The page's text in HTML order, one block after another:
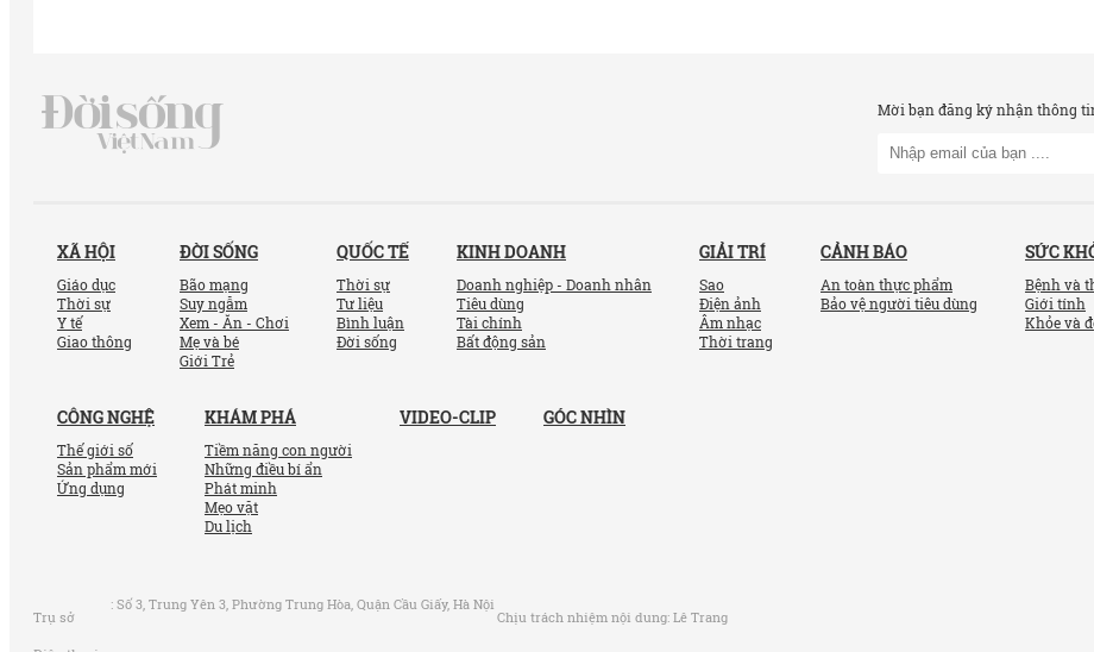
Mời bạn đăng ký nhận thông
XÃ HỘI
Giáo dục
Thời sự
Y tế
Giao thông
ĐỜI SỐNG
Bão mạng
Suy ngẫm
Xem - Ăn - Chơi
Mẹ và bé
Giới Trẻ
QUỐC TẾ
Thời sự
Tư liệu
Bình luận
Đời sống
KINH DOANH
Doanh nghiệp - Doanh nhân
Tiêu dùng
Tài chính
Bất động sản
GIẢI TRÍ
Sao
Điện ảnh
Âm nhạc
Thời trang
CẢNH BÁO
An toàn thực phẩm
Bảo vệ người tiêu dùng
SỨC
Bệnh và
Giới tính
Khỏe và
CÔNG NGHỆ
Thế giới số
Sản phẩm mới
Ứng dụng
KHÁM PHÁ
Tiềm năng con người
Những điều bí ẩn
Phát minh
Mẹo vặt
Du lịch
VIDEO-CLIP GÓC NHÌN
Trụ sở
: Số 3, Trung Yên 3, Phường Trung Hòa, Quận Cầu Giấy, Hà Nội
Chịu trách nhiệm nội dung: Lê Trang